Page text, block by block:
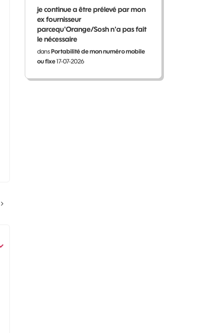
je continue a être prélevé par mon
ex fournisseur
parcequ'Orange/Sosh n'a pas fait
le nécessaire
dansPortabilité de mon numéro mobile
ou fixe17-07-2026